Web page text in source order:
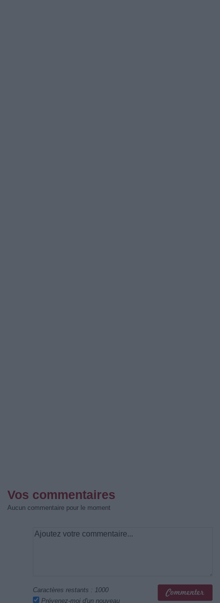
Vos commentaires
Aucun commentaire pour le moment
Caractères restants : 1000
Prévenez-moi d'un nouveau